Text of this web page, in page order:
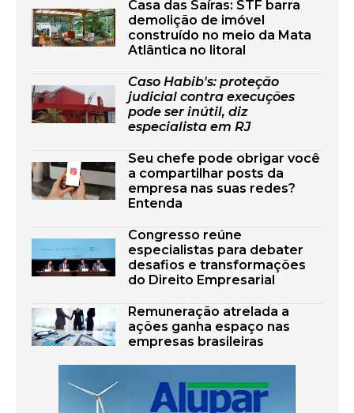
Casa das Saíras: STF barra
demolição de imóvel
construído no meio da Mata
Atlântica no litoral
Caso Habib's: proteção
judicial contra execuções
pode ser inútil, diz
especialista em RJ
Seu chefe pode obrigar você
a compartilhar posts da
empresa nas suas redes?
Entenda
Congresso reúne
especialistas para debater
desafios e transformações
do Direito Empresarial
Remuneração atrelada a
ações ganha espaço nas
empresas brasileiras